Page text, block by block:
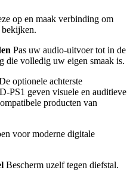
op en maak verbinding om
bekijken.
Pas uw audio-uitvoer tot in de
die volledig uw eigen smaak is.
optionele achterste
PS1 geven visuele en auditieve
producten van
voor moderne digitale
Bescherm uzelf tegen diefstal.